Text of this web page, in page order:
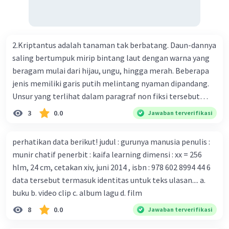
bersama sejumlah perusahaan biotek dan vaksin.
Beberapa waktu lalu, Kepala Laboratorium Identifikasi
Virus dari Institut Peter Doherty untuk Infeksi dan
kekebalan, Melbourne, Julian Druce, menyatakan mereka
mengembangkan virus Corona versi laboratorium dari
tubuh pasien yang terinfeksi untuk uji coba. Tanggapan
yang sesuai dengan berita tersebut adalah ... A.
serangan virus Corona dengan menemukan vaksin virus
tersebut. B. Para ilmuan perlu segera mempelajari virus
corona yang menjadi masalah besar bagi kesehatan dunia
karena persebarannya sangat cepat. C. Masyarakat perlu
mawas diri dan menjaga kesehatan dalam menghadapi
serangan virus corona yang mulai menyebar di Indonesia,
D. Virus corona menjadi masalah besar bagi kesehatan
2.Kriptantus adalah tanaman tak berbatang. Daun-dannya
saling bertumpuk mirip bintang laut dengan warna yang
beragam mulai dari hijau, ungu, hingga merah. Beberapa
jenis memiliki garis putih melintang nyaman dipandang.
Unsur yang terlihat dalam paragraf non fiksi tersebut
adalah... A. cara menyajikan isi buku B. bahasa yang
digunakan C. tokoh dan penokohan D. penyajian alur cerita
3 0.0 Jawaban terverifikasi
perhatikan data berikut! judul : gurunya manusia penulis :
munir chatif penerbit : kaifa learning dimensi : xx = 256
hlm, 24 cm, cetakan xiv, juni 2014 , isbn : 978 602 8994 44 6
data tersebut termasuk identitas untuk teks ulasan.... a.
buku b. video clip c. album lagu d. film
8 0.0 Jawaban terverifikasi